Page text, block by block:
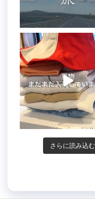
さらに読み込む